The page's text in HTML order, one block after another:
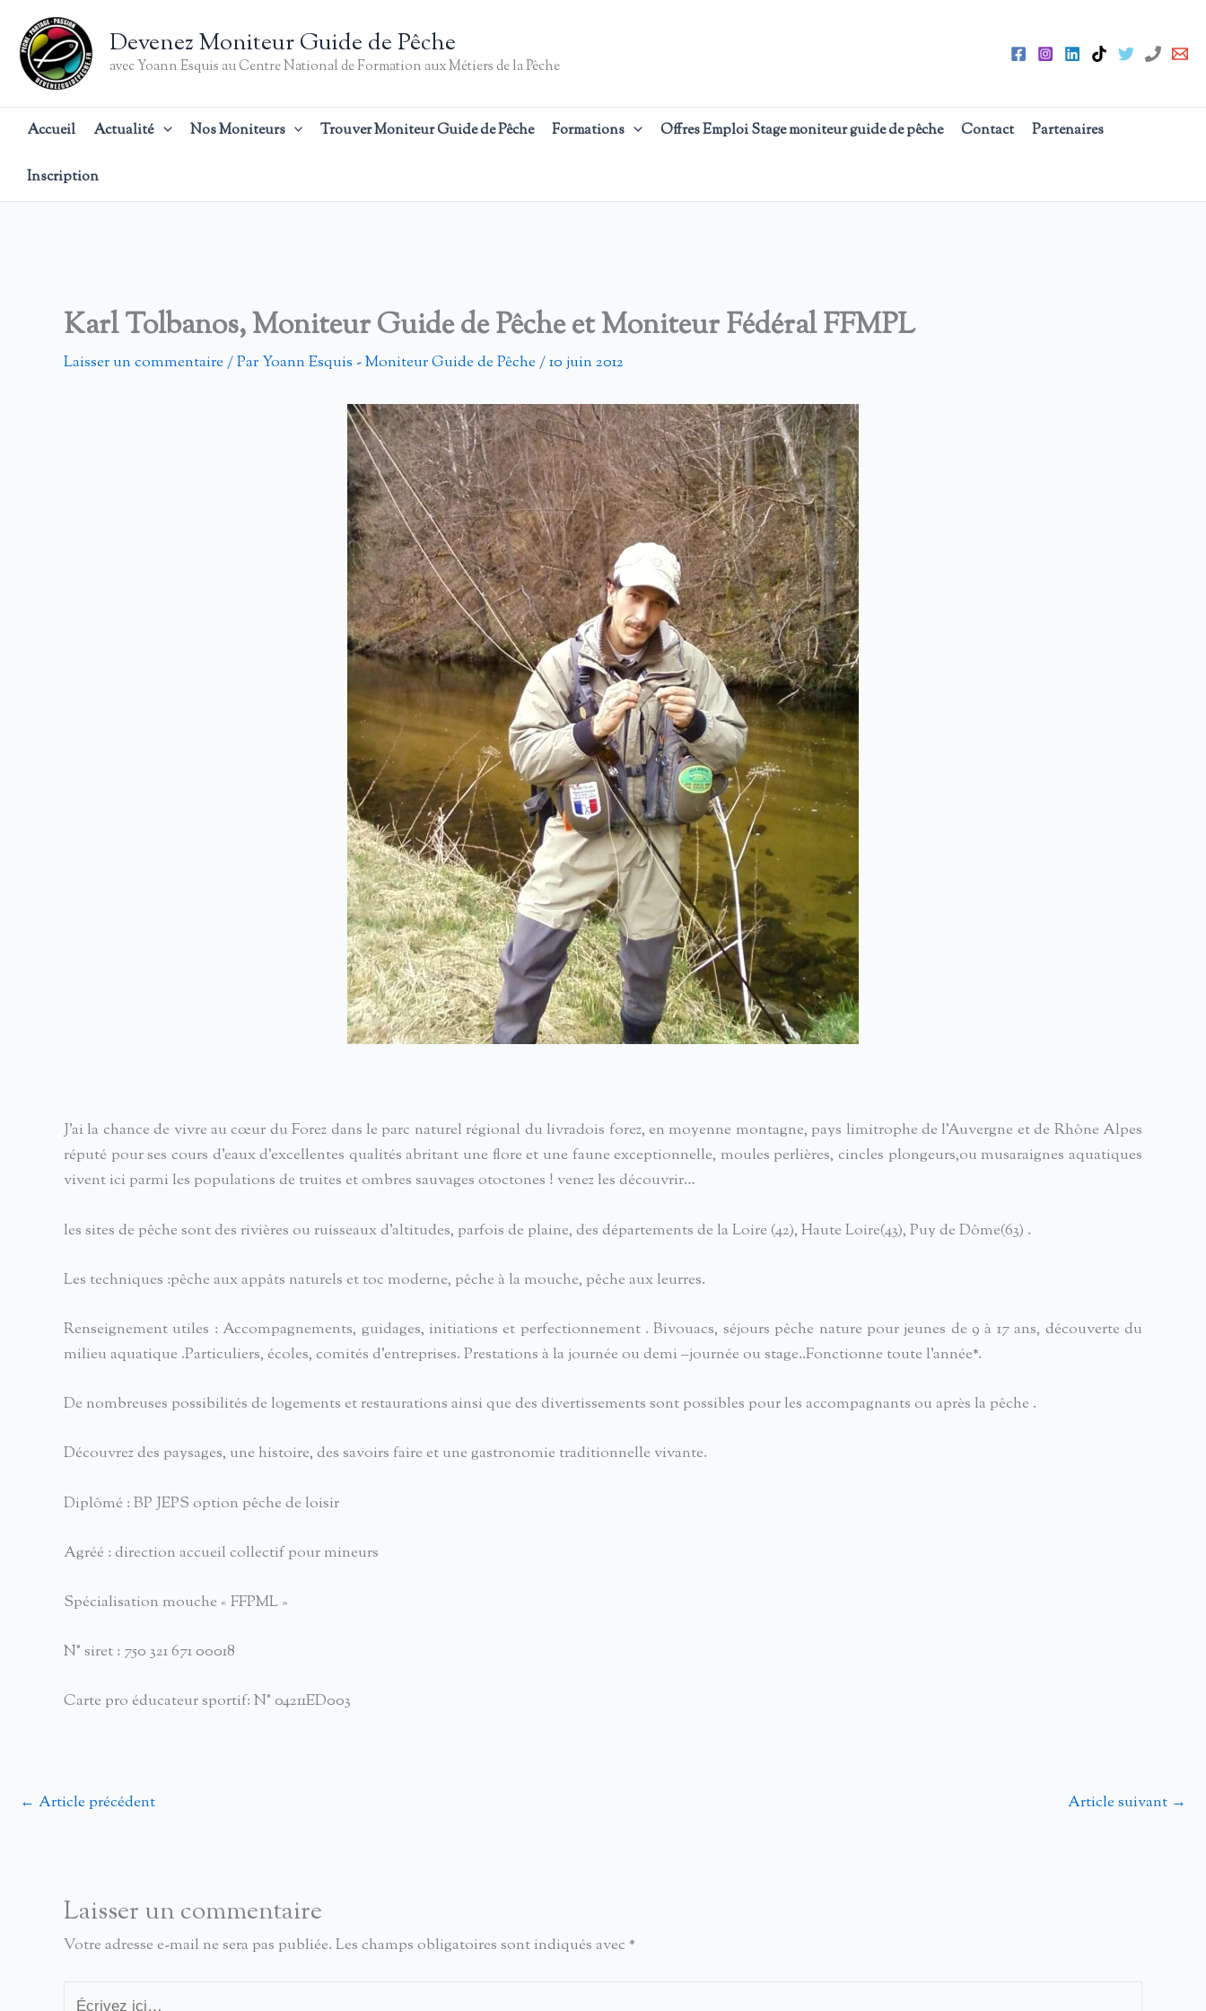
contenu
Devenez Moniteur Guide de Pêche
avec Yoann Esquis au Centre National de Formation aux Métiers de la Pêche
Accueil Actualité Nos Moniteurs Trouver Moniteur Guide de Pêche Formations Offres Emploi Stage moniteur guide de pêche Contact Partenaires
Inscription
Karl Tolbanos, Moniteur Guide de Pêche et Moniteur Fédéral FFMPL
Laisser un commentaire/ ParYoann Esquis - Moniteur Guide de Pêche/10 juin 2012
J’ai la chance de vivre au cœur du Forez dans le parc naturel régional du livradois forez, en moyenne montagne, pays limitrophe de l’Auvergne et de Rhône Alpes
réputé pour ses cours d’eaux d’excellentes qualités abritant une flore et une faune exceptionnelle, moules perlières, cincles plongeurs,ou musaraignes aquatiques
vivent ici parmi les populations de truites et ombres sauvages otoctones ! venez les découvrir…
les sites de pêche sont des rivières ou ruisseaux d’altitudes, parfois de plaine, des départements de la Loire (42), Haute Loire(43), Puy de Dôme(63) .
Les techniques :pêche aux appâts naturels et toc moderne, pêche à la mouche, pêche aux leurres.
Renseignement utiles : Accompagnements, guidages, initiations et perfectionnement . Bivouacs, séjours pêche nature pour jeunes de 9 à 17 ans, découverte du
milieu aquatique .Particuliers, écoles, comités d’entreprises. Prestations à la journée ou demi –journée ou stage..Fonctionne toute l’année*.
De nombreuses possibilités de logements et restaurations ainsi que des divertissements sont possibles pour les accompagnants ou après la pêche .
Découvrez des paysages, une histoire, des savoirs faire et une gastronomie traditionnelle vivante.
Diplômé : BP JEPS option pêche de loisir
Agréé : direction accueil collectif pour mineurs
Spécialisation mouche « FFPML »
N° siret : 750 321 671 00018
Carte pro éducateur sportif: N° 04211ED003
← Article précédent Article suivant →
Laisser un commentaire
Votre adresse e-mail ne sera pas publiée. Les champs obligatoires sont indiqués avec *
Écrivez